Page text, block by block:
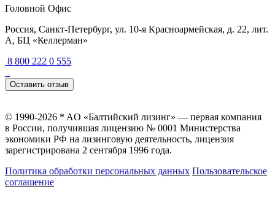
Головной Офис
Россия, Санкт-Петербург, ул. 10-я Красноармейская, д. 22, лит.
А, БЦ «Келлерман»
8 800 222 0 555
Оставить отзыв
© 1990-2026 * AO «Балтийский лизинг» — первая компания
в России, получившая лицензию № 0001 Министерства
экономики РФ на лизинговую деятельность, лицензия
зарегистрирована 2 сентября 1996 года.
Политика обработки персональных данных Пользовательское
соглашение